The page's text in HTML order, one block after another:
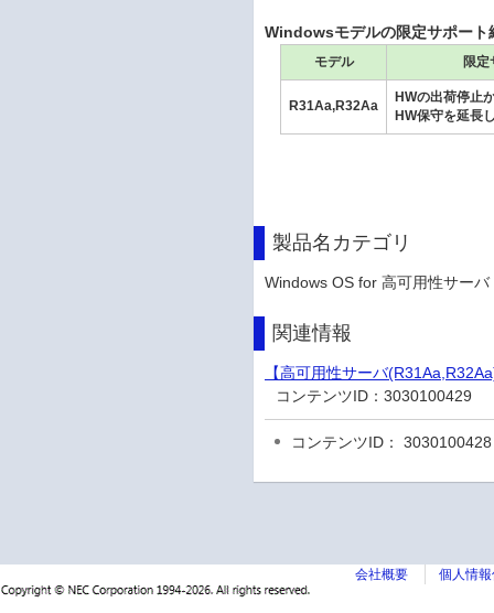
Windowsモデルの限定サポート
モデル 限定
R31Aa,R32Aa
HWの出荷停止
HW保守を延長
製品名カテゴリ
Windows OS for 高可用性サーバ
関連情報
【高可用性サーバ
コンテンツID：3030100429
コンテンツID： 3030100428
会社概要 個人情